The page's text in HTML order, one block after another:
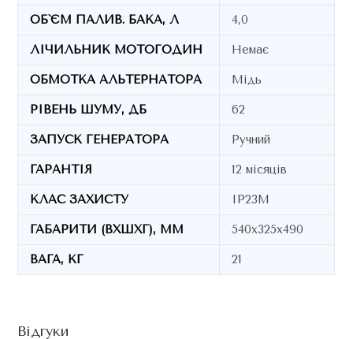
ОБ`ЄМ ПАЛИВ. БАКА, Л 4,0
ЛІЧИЛЬНИК МОТОГОДИН Немає
ОБМОТКА АЛЬТЕРНАТОРА Мідь
РІВЕНЬ ШУМУ, ДБ 62
ЗАПУСК ГЕНЕРАТОРА Ручний
ГАРАНТІЯ 12 місяців
КЛАС ЗАХИСТУ IP23M
ГАБАРИТИ (ВХШХГ), ММ 540х325х490
ВАГА, КГ 21
Відгуки